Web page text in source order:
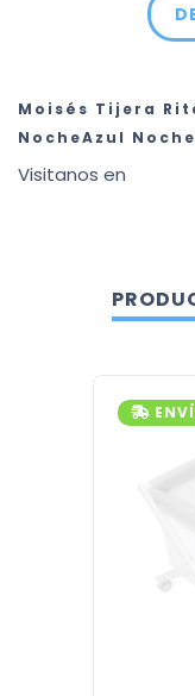
Moisés Tijera
NocheAzul Noche
Visitanos en